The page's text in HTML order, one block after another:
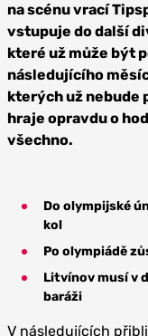
na scénu vrací
vstupuje do další
které už může být
následujícího
kterých už nebude
hraje opravdu o
všechno.
Do olympijské
kol
Po olympiádě
Litvínov musí v
baráži
V následujících